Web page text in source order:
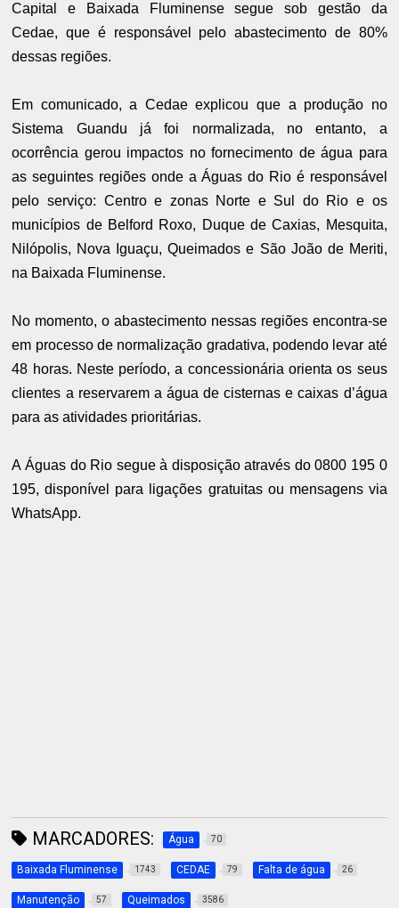
Capital e Baixada Fluminense seguesob gestão da
Cedae, que é responsável pelo abastecimento de 80%
dessas regiões.
Em comunicado, a Cedae explicou que a produção no
Sistema Guandu já foi normalizada, no entanto, a
ocorrência gerou impactos no fornecimento de água para
as seguintes regiões onde a Águas do Rio é responsável
pelo serviço: Centro e zonas Norte e Sul do Rio e os
municípios de Belford Roxo, Duque de Caxias, Mesquita,
Nilópolis, Nova Iguaçu, Queimados e São João de Meriti,
na Baixada Fluminense.
No momento, o abastecimento nessas regiões encontra-se
em processo de normalização gradativa, podendo levar até
48 horas. Neste período, a concessionária orienta os seus
clientes a reservarem a água de cisternas e caixas d’água
para as atividades prioritárias.
A Águas do Rio segue à disposição através do 0800 195 0
195, disponível para ligações gratuitas ou mensagens via
WhatsApp.
MARCADORES: Água 70
Baixada Fluminense 1743 CEDAE 79 Falta de água 26
Manutenção 57 Queimados 3586